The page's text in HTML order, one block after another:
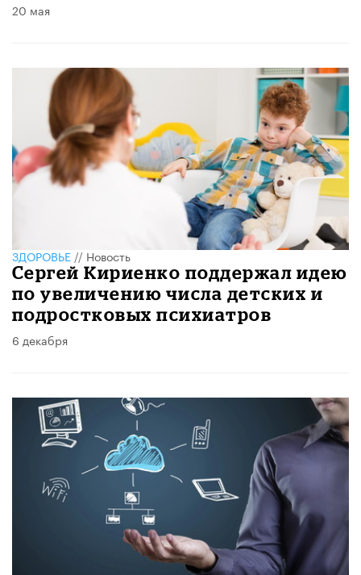
20 мая
ЗДОРОВЬЕ // Новость
Сергей Кириенко поддержал идею
по увеличению числа детских и
подростковых психиатров
6 декабря